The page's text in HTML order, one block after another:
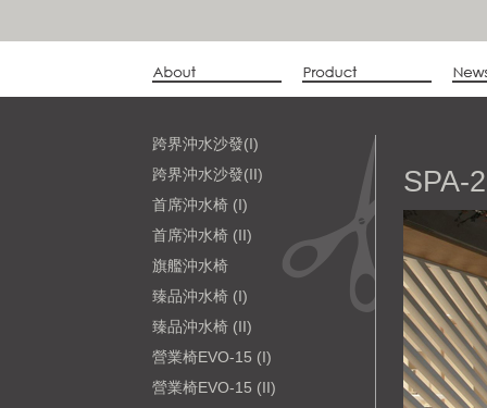
跨界沖水沙發(I)
跨界沖水沙發(II)
首席沖水椅 (I)
首席沖水椅 (II)
旗艦沖水椅
臻品沖水椅 (I)
臻品沖水椅 (II)
營業椅EVO-15 (I)
營業椅EVO-15 (II)
SPA-